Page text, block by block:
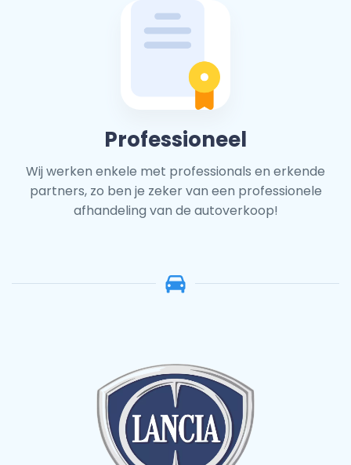
Professioneel
Wij werken enkele met professionals en erkende
partners, zo ben je zeker van een professionele
afhandeling van de autoverkoop!